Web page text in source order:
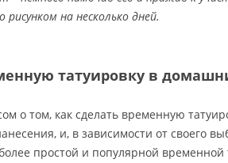
рисунком на несколько дней.
татуировку в
о том, как сделать временную
и, в зависимости от своего
простой и популярной временной